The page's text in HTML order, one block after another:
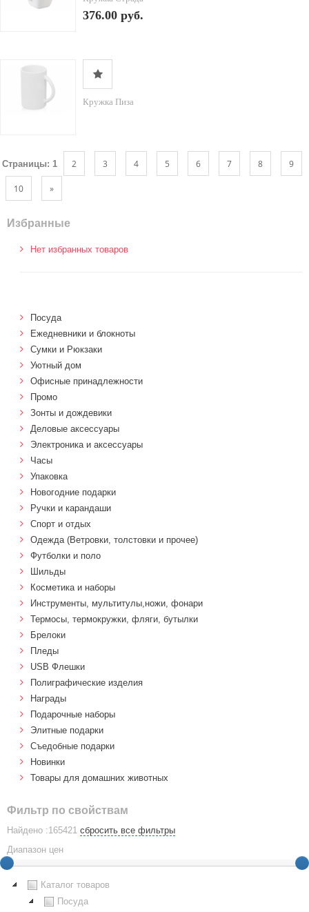
376.00 руб.
Кружка Пиза
Страницы: 1 2 3 4 5 6 7 8 9
10 »
Избранные
Нет избранных товаров
Посуда
Ежедневники и блокноты
Сумки и Рюкзаки
Уютный дом
Офисные принадлежности
Промо
Зонты и дождевики
Деловые аксессуары
Электроника и аксессуары
Часы
Упаковка
Новогодние подарки
Ручки и карандаши
Спорт и отдых
Одежда (Ветровки, толстовки и прочее)
Футболки и поло
Шильды
Косметика и наборы
Инструменты, мультитулы,ножи, фонари
Термосы, термокружки, фляги, бутылки
Брелоки
Пледы
USB Флешки
Полиграфические изделия
Награды
Подарочные наборы
Элитные подарки
Cъедобные подарки
Новинки
Товары для домашних животных
Фильтр по свойствам
Найдено :165421 сбросить все фильтры
Диапазон цен
Каталог товаров
Посуда